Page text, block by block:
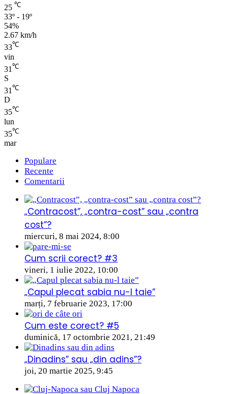
25 ℃
33º - 19º
54%
2.67 km/h
33℃
vin
31 ℃
S
31 ℃
D
35℃
lun
35℃
mar
Populare
Recente
Comentarii
„Contracost”, „contra-cost” sau „contra
cost”?
miercuri, 8 mai 2024, 8:00
Cum scrii corect? #3
vineri, 1 iulie 2022, 10:00
„Capul plecat sabia nu-l taie”
marți, 7 februarie 2023, 17:00
Cum este corect? #5
duminică, 17 octombrie 2021, 21:49
„Dinadins” sau „din adins”?
joi, 20 martie 2025, 9:45